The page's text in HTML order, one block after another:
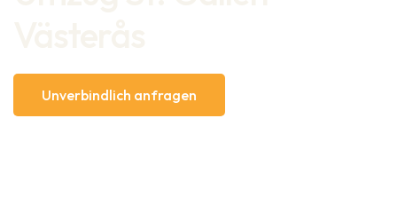
Unverbindlich anfragen